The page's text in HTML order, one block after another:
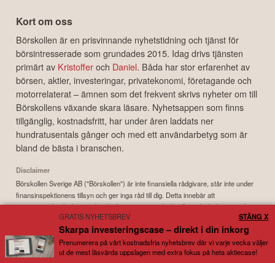
Kort om oss
Börskollen är en prisvinnande nyhetstidning och tjänst för
börsintresserade som grundades 2015. Idag drivs tjänsten
primärt av Kristofferoch Daniel. Båda har stor erfarenhet av
börsen, aktier, investeringar, privatekonomi, företagande och
motorrelaterat – ämnen som det frekvent skrivs nyheter om till
Börskollens växande skara läsare. Nyhetsappen som finns
tillgänglig, kostnadsfritt, har under åren laddats ner
hundratusentals gånger och med ett användarbetyg som är
bland de bästa i branschen.
Disclaimer
Börskollen Sverige AB ("Börskollen") är inte finansiella rådgivare, står inte under
finansinspektionens tillsyn och ger inga råd till dig. Detta innebär att
investeringsbeslut baserade på information som direkt eller indirekt härrörande
från Börskollen eller personer med koppling till Börskollen, alltid fattas
självständigt av investeraren. Börskollen frånsäger sig allt ansvar för eventuell
förlust eller skada av vad slag det må vara som grundar sig på användandet av
material härrörande från tjänsten Börskollen.
GRATIS NYHETSBREV
Skarpa investeringscase – direkt i din inkorg
Prenumerera på vårt kostnadsfria nyhetsbrev där vi varje vecka väljer
ut de mest läsvärda uppslagen med extra fokus på heta aktiecase!
STÄNG X